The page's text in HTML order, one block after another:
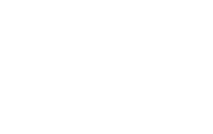
起成長——在
人方面。